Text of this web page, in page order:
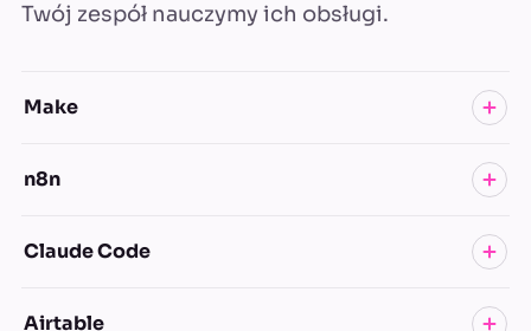
Twój zespół nauczymy ich obsługi.
Make
Łączy ponad 2000 aplikacji. Większość automatyzacji u
n8n
Automatyzacje na własnym serwerze, z pełną kontrolą
utrzymujemy dla klientów.
Claude Code
Airtable